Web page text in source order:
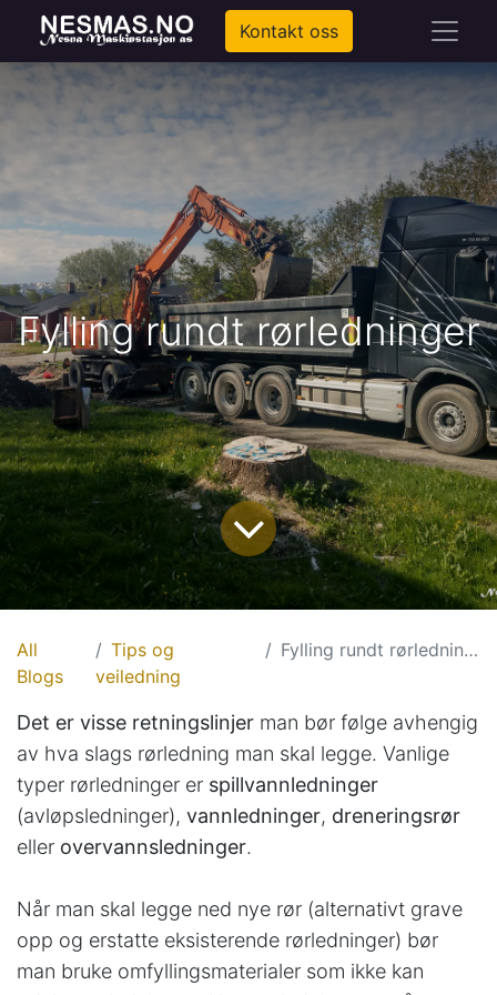
Kontakt oss
Fylling rundt rørledninger
All
Blogs
Tips og
veiledning
Fylling rundt rørledninger
Det er visse retningslinjer man bør følge avhengig
av hva slags rørledning man skal legge. Vanlige
typer rørledninger er spillvannledninger
(avløpsledninger), vannledninger, dreneringsrør
eller overvannsledninger.
Når man skal legge ned nye rør (alternativt grave
opp og erstatte eksisterende rørledninger) bør
man bruke omfyllingsmaterialer som ikke kan